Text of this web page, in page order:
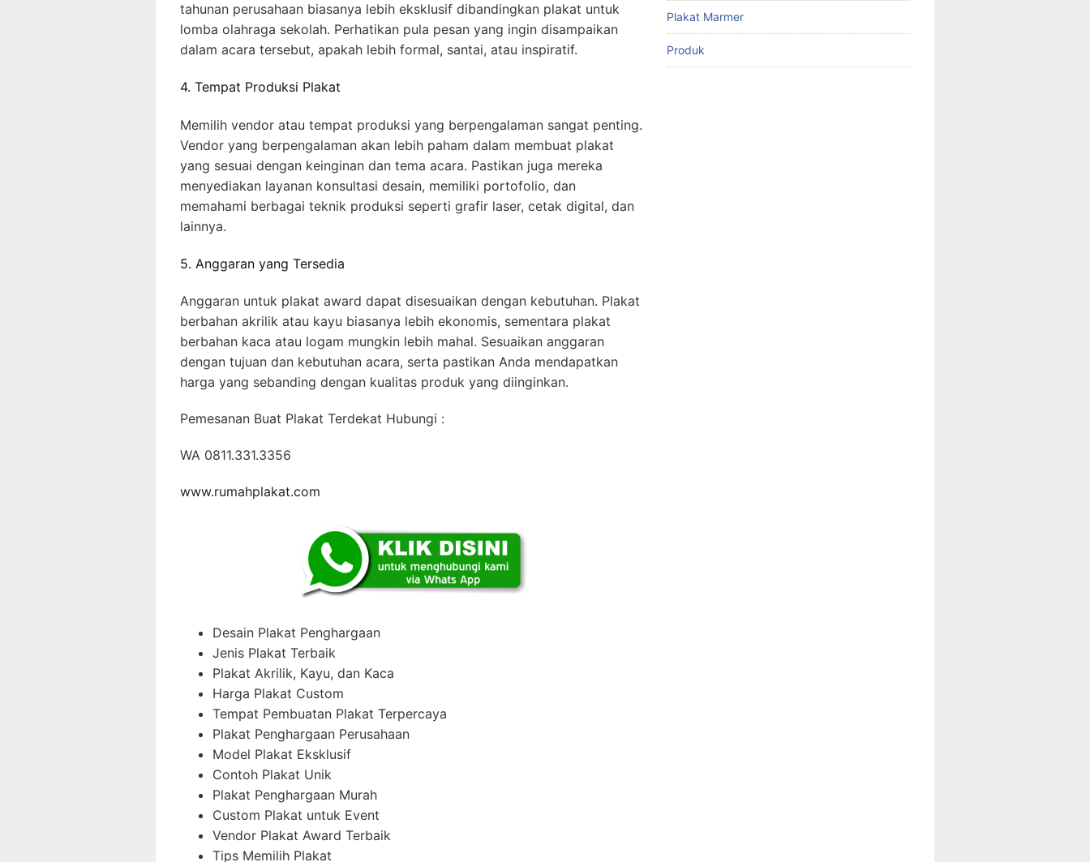
tahunan perusahaan biasanya lebih eksklusif dibandingkan plakat untuk
lomba olahraga sekolah. Perhatikan pula pesan yang ingin disampaikan
dalam acara tersebut, apakah lebih formal, santai, atau inspiratif.
4. Tempat Produksi Plakat
Memilih vendor atau tempat produksi yang berpengalaman sangat penting.
Vendor yang berpengalaman akan lebih paham dalam membuat plakat
yang sesuai dengan keinginan dan tema acara. Pastikan juga mereka
menyediakan layanan konsultasi desain, memiliki portofolio, dan
memahami berbagai teknik produksi seperti grafir laser, cetak digital, dan
lainnya.
5. Anggaran yang Tersedia
Anggaran untuk plakat award dapat disesuaikan dengan kebutuhan. Plakat
berbahan akrilik atau kayu biasanya lebih ekonomis, sementara plakat
berbahan kaca atau logam mungkin lebih mahal. Sesuaikan anggaran
dengan tujuan dan kebutuhan acara, serta pastikan Anda mendapatkan
harga yang sebanding dengan kualitas produk yang diinginkan.
Pemesanan Buat Plakat Terdekat Hubungi :
WA 0811.331.3356
www.rumahplakat.com
Desain Plakat Penghargaan
Jenis Plakat Terbaik
Plakat Akrilik, Kayu, dan Kaca
Harga Plakat Custom
Tempat Pembuatan Plakat Terpercaya
Plakat Penghargaan Perusahaan
Model Plakat Eksklusif
Contoh Plakat Unik
Plakat Penghargaan Murah
Custom Plakat untuk Event
Vendor Plakat Award Terbaik
Tips Memilih Plakat
Plakat Marmer
Produk